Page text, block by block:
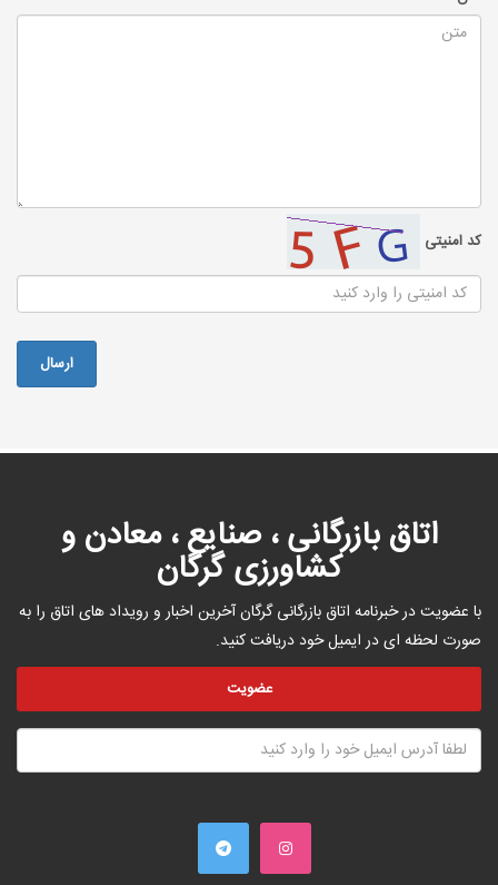
کد امنیتی
اتاق بازرگانی ، صنایع ، معادن و
کشاورزی گرگان
با عضویت در خبرنامه اتاق بازرگانی گرگان آخرین اخبار و رویداد های اتاق را به
صورت لحظه ای در ایمیل خود دریافت کنید.